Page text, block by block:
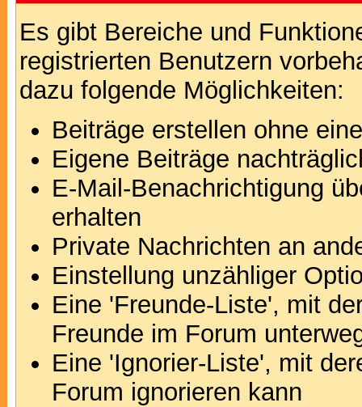
Es gibt Bereiche und
registrierten Benutzern
dazu folgende Möglichkeiten:
Beiträge erstellen ohne
Eigene Beiträge
E-Mail-Benachrichtigung
erhalten
Private Nachrichten an
Einstellung unzähliger
Eine 'Freunde-Liste', mit
Freunde im Forum
Eine 'Ignorier-Liste', mit
Forum ignorieren kann